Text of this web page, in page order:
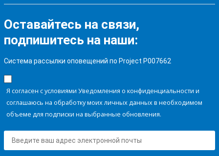
Оставайтесь на связи,
подпишитесь на наши:
Система рассылки оповещений по Project P007662
Я согласен с условиями Уведомления о конфиденциальности и
соглашаюсь на обработку моих личных данных в необходимом
объеме для подписки на выбранные обновления.